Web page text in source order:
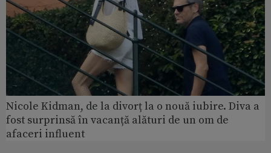
Nicole Kidman, de la divorț la o nouă iubire. Diva a
fost surprinsă în vacanță alături de un om de
afaceri influent